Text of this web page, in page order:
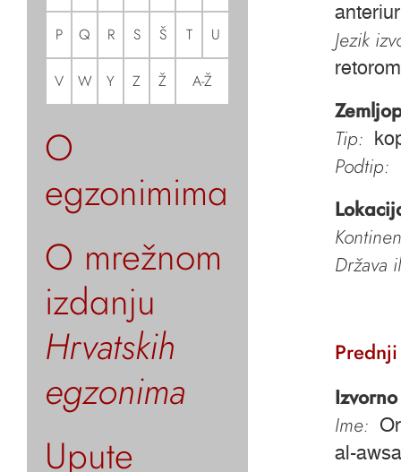
P Q R S Š T U
V W Y Z Ž A-Ž
O
egzonimima
O mrežnom
izdanju
Hrvatskih
egzonima
Upute
anteriur
Jezik
Tip:
Podtip:
Država
Ime:
al-